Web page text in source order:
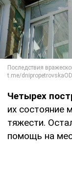
Четырех
их состояние
тяжести.
помощь на